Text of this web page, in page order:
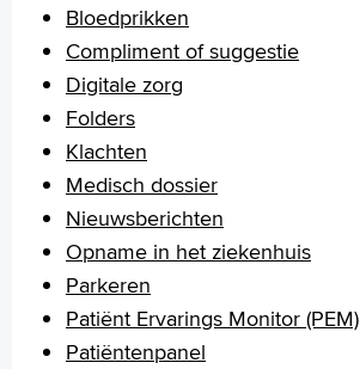
Bloedprikken
Compliment of suggestie
Digitale zorg
Folders
Klachten
Medisch dossier
Nieuwsberichten
Opname in het ziekenhuis
Parkeren
Patiënt Ervarings Monitor (PEM)
Patiëntenpanel